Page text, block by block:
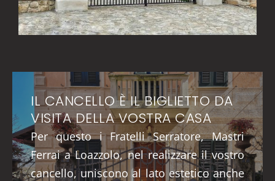
IL CANCELLO È IL BIGLIETTO DA
VISITA DELLA VOSTRA CASA
Per questo i Fratelli Serratore, Mastri
Ferrai a Loazzolo, nel realizzare il vostro
cancello, uniscono al lato estetico anche